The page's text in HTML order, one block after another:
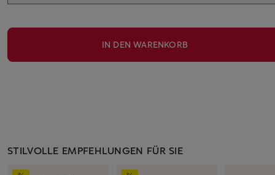
IN DEN WARENKORB
STILVOLLE EMPFEHLUNGEN FÜR SIE